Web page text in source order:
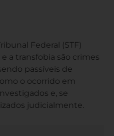
Federal (STF)
a transfobia são crimes
passíveis de
o ocorrido em
e, se
judicialmente.